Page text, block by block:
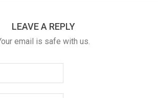
LEAVE A REPLY
email is safe with us.